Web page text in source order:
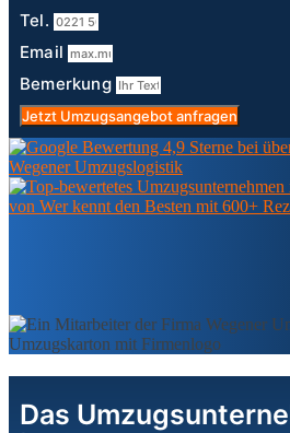
Tel.
Email
Bemerkung
Jetzt Umzugsangebot anfragen
Das